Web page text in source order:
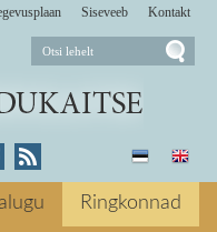
Siseveeb Kontakt
ruumides NKK
2014 ←
Ringkonnad